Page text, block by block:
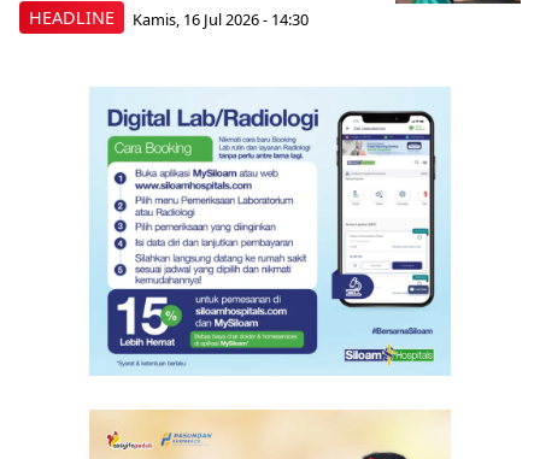
HEADLINE Kamis, 16 Jul 2026 - 14:30